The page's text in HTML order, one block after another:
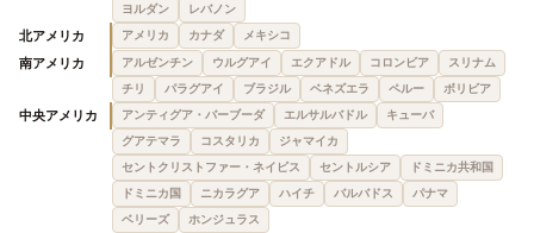
ヨルダン
レバノン
北アメリカ アメリカ カナダ メキシコ
南アメリカ アルゼンチン ウルグアイ エクアドル コロンビア
スリナム
チリ
パラグアイ ブラジル ベネズエラ ペルー ボリビア
中央アメリカ アンティグア・バーブーダ エルサルバドル
キューバ
グアテマラ
コスタリカ
ジャマイカ
セントクリストファー・ネイビス
セントルシア
ドミニカ共和国
ドミニカ国
ニカラグア ハイチ バルバドス
パナマ
ベリーズ
ホンジュラス